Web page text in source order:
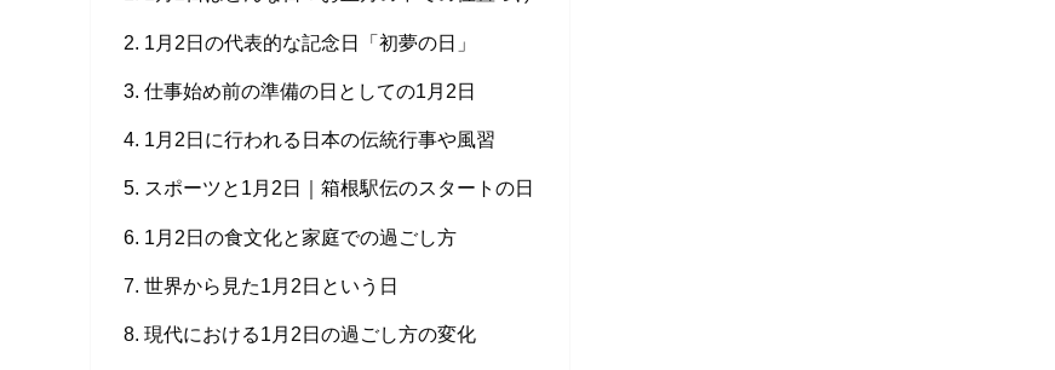
1月2日の代表的な記念日「初夢の日」
仕事始め前の準備の日としての1月2日
1月2日に行われる日本の伝統行事や風習
スポーツと1月2日｜箱根駅伝のスタートの日
1月2日の食文化と家庭での過ごし方
世界から見た1月2日という日
現代における1月2日の過ごし方の変化